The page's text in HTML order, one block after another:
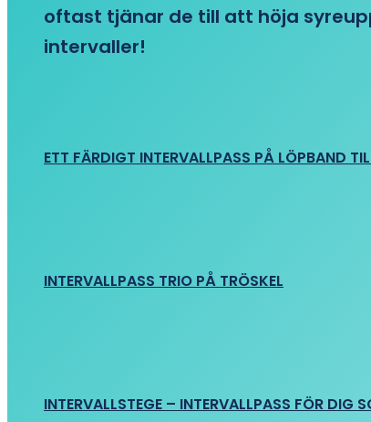
oftast tjänar de till att höja
intervaller!
ETT FÄRDIGT INTERVALLPASS PÅ LÖPBAND
INTERVALLPASS TRIO PÅ TRÖSKEL
INTERVALLSTEGE – INTERVALLPASS FÖR DIG